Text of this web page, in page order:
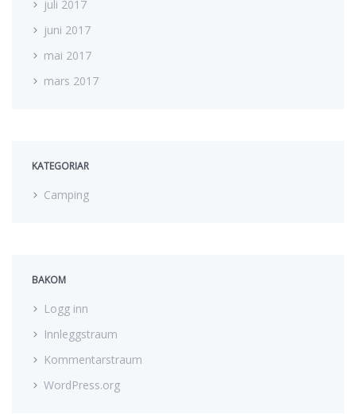
juli 2017
juni 2017
mai 2017
mars 2017
KATEGORIAR
Camping
BAKOM
Logg inn
Innleggstraum
Kommentarstraum
WordPress.org